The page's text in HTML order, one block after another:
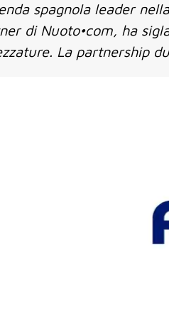
spagnola leader
di Nuoto•com, ha
La partnership